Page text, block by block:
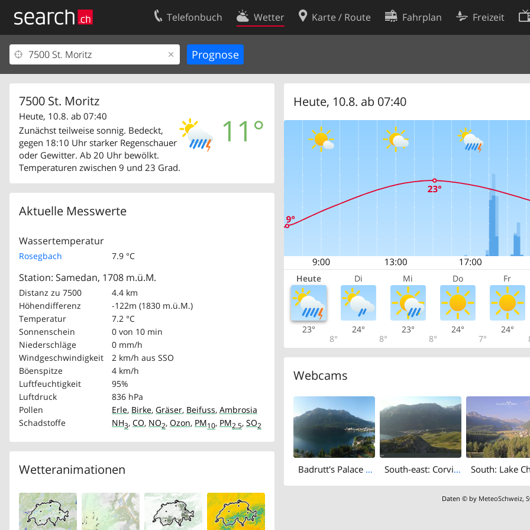
Telefonbuch Wetter Karte / Route Fahrplan Freizeit
7500 St. Moritz
11°
Heute, 10.8. ab 07:40
Zunächst teilweise sonnig. Bedeckt,
gegen 18:10 Uhr starker Regenschauer
oder Gewitter. Ab 20 Uhr bewölkt.
Temperaturen zwischen 9 und 23 Grad.
Aktuelle Messwerte
Wassertemperatur
Rosegbach 7.9 °C
Station: Samedan, 1708 m.ü.M.
Distanz zu 7500
4.4 km
Höhendifferenz
-122m (1830 m.ü.M.)
Temperatur
7.2 °C
Sonnenschein
0 von 10 min
Niederschläge
0 mm/h
Windgeschwindigkeit
2 km/h aus SSO
Böenspitze
4 km/h
Luftfeuchtigkeit
95%
Luftdruck
836 hPa
Pollen
Erle, Birke, Gräser, Beifuss, Ambrosia
Schadstoffe
NH3, CO, NO2, Ozon, PM10, PM2.5, SO2
Wetteranimationen
Heute, 10.8. ab 07:40
Heute Di Mi Do Fr
23°
8°
24°
8°
23°
8°
24°
7°
24°
Webcams
Badrutt's Palace Hotel South-east: Corviglia - St Moritz - Lake Saint Moritz
Daten © by MeteoSchweiz,
Ihr Eintrag
Kundencenter Geschäftskunden
Kontakt
Nutzungsbedingungen
Cookie-Einstellungen